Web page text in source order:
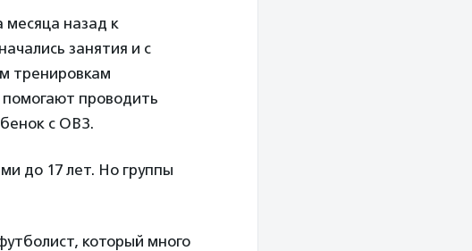
месяца назад к
занятия и с
тренировкам
проводить
с ОВЗ.
до 17 лет. Но группы
который много